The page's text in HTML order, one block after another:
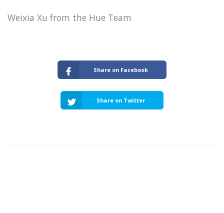
Weixia Xu from the Hue Team
Share on Facebook
Share on Twitter